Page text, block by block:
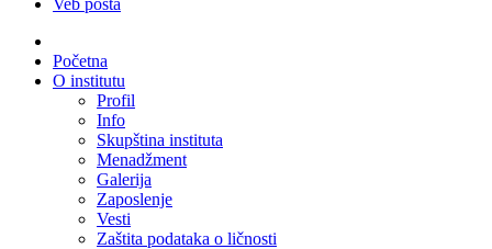
Veb pošta
Početna
O institutu
Profil
Info
Skupština instituta
Menadžment
Galerija
Zaposlenje
Vesti
Zaštita podataka o ličnosti